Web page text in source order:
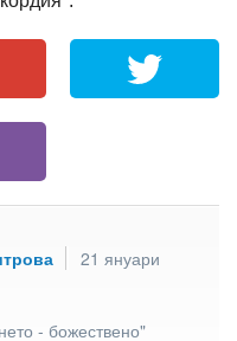
21 януари
- божествено"